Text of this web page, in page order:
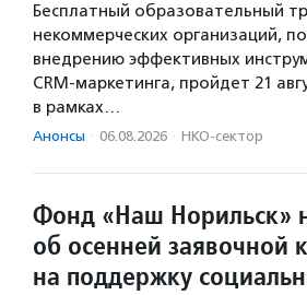
Бесплатный образовательный
некоммерческих организаций,
внедрению эффективных
CRM-маркетинга, пройдет 21
в рамках…
Анонсы · 06.08.2026 · НКО-сектор
Фонд «Наш Норильск»
об осенней заявочной
на поддержку